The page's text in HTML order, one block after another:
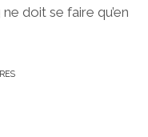
doit se faire qu’en